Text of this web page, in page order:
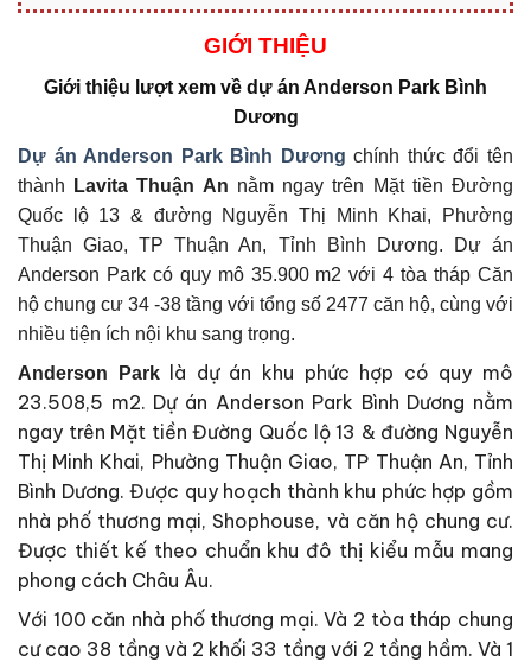
GIỚI THIỆU
Giới thiệu lượt xem về dự án Anderson Park Bình
Dương
Dự án Anderson Park Bình Dươngchính thức đổi tên
thành
Lavita Thuận An nằm ngay trên Mặt tiền Đường
Quốc lộ 13 & đường Nguyễn Thị Minh Khai, Phường
Thuận Giao, TP Thuận An, Tỉnh Bình Dương. Dự án
Anderson Park có quy mô 35.900 m2 với 4 tòa tháp Căn
hộ chung cư 34 -38 tầng với tổng số 2477 căn hộ, cùng với
nhiều tiện ích nội khu sang trọng.
Anderson Park là dự án khu phức hợp có quy mô
23.508,5 m2. Dự án Anderson Park Bình Dương nằm
ngay trên Mặt tiền Đường Quốc lộ 13 & đường Nguyễn
Thị Minh Khai, Phường Thuận Giao, TP Thuận An, Tỉnh
Bình Dương. Được quy hoạch thành khu phức hợp gồm
nhà phố thương mại, Shophouse, và căn hộ chung cư.
Được thiết kế theo chuẩn khu đô thị kiểu mẫu mang
phong cách Châu Âu.
Với 100 căn nhà phố thương mại. Và 2 tòa tháp chung
cư cao 38 tầng và 2 khối 33 tầng với 2 tầng hầm. Và 1